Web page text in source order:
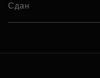
Сдан